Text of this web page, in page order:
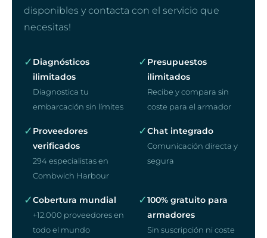
disponibles y contacta con el servicio que
necesitas!
✓ Diagnósticos
ilimitados
Diagnostica tu
embarcación sin límites
✓ Presupuestos
ilimitados
Recibe y compara sin
coste para el armador
✓ Proveedores
verificados
294 especialistas en
Combwich Harbour
✓Chat integrado
Comunicación directa y
segura
✓Cobertura mundial
+12.000 proveedores en
todo el mundo
✓100% gratuito para
armadores
Sin suscripción ni coste